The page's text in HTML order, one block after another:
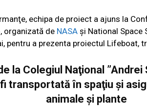
echipa de proiect a ajuns la
organizată de NASA şi National Space
pentru a prezenta proiectul Lifeboat,
la Colegiul Naţional
transportată în spaţiu şi
animale şi plante